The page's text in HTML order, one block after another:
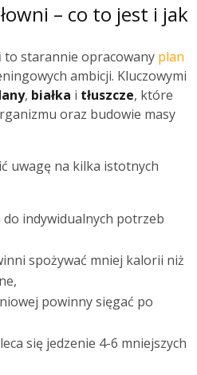
– co to jest i jak
to starannie opracowany plan
ambicji. Kluczowymi
, białka i tłuszcze, które
oraz budowie masy
uwagę na kilka istotnych
indywidualnych potrzeb
spożywać mniej kalorii niż
powinny sięgać po
się jedzenie 4-6 mniejszych